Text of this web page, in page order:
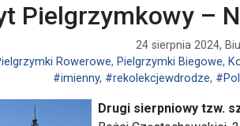
Pielgrzymkowy –
24 sierpnia 2024,
Rowerowe, Pielgrzymki Biegowe,
#imienny, #rekolekcjewdrodze,
Drugi sierpniowy tzw.